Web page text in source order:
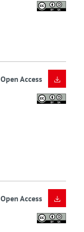
Open Access
Open Access